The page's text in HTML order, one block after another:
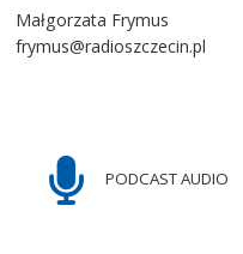
Małgorzata Frymus
frymus@radioszczecin.pl
PODCAST AUDIO